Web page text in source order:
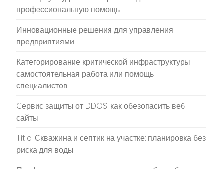
профессиональную помощь
Инновационные решения для управления
предприятиями
Категорирование критической инфраструктуры:
самостоятельная работа или помощь
специалистов
Cервис защиты от DDOS: как обезопасить веб-
сайты
Title: Скважина и септик на участке: планировка без
риска для воды